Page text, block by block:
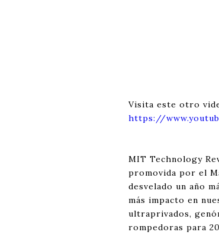
Visita este otro
https://
MIT Technology
promovida por el
desvelado un año
más impacto en
ultraprivados,
rompedoras para